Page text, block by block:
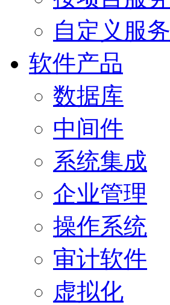
自定义服务
软件产品
数据库
中间件
系统集成
企业管理
操作系统
审计软件
虚拟化